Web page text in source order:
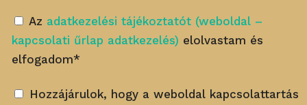
Az adatkezelési tájékoztatót (weboldal –
kapcsolati űrlap adatkezelés) elolvastam és
elfogadom*
Hozzájárulok, hogy a weboldal kapcsolattartás